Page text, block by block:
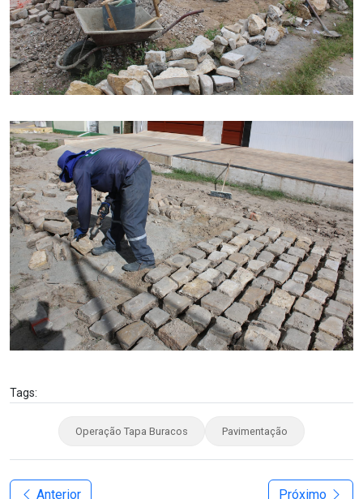
Tags:
Operação Tapa Buracos Pavimentação
Anterior Próximo